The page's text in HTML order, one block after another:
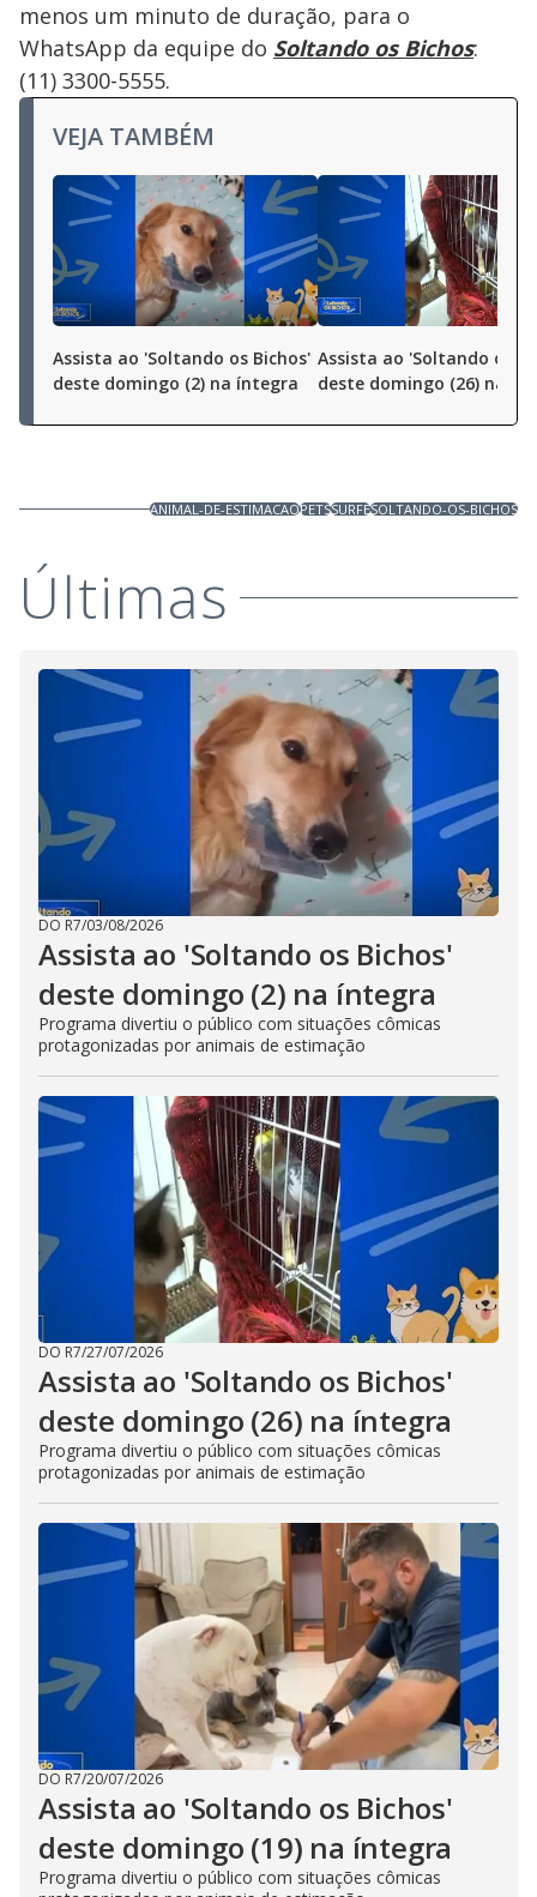
menos um minuto de duração, para o
WhatsApp da equipe do Soltando os Bichos:
(11) 3300-5555.
VEJA TAMBÉM
Assista ao 'Soltando os Bichos'
deste domingo (2) na íntegra
Assista ao 'Soltando os
deste domingo (26) na
ANIMAL-DE-ESTIMACAOPETSSURFESOLTANDO-OS-BICHOS
Últimas
DO R7/03/08/2026
Assista ao 'Soltando os Bichos'
deste domingo (2) na íntegra
Programa divertiu o público com situações cômicas
protagonizadas por animais de estimação
DO R7/27/07/2026
Assista ao 'Soltando os Bichos'
deste domingo (26) na íntegra
Programa divertiu o público com situações cômicas
protagonizadas por animais de estimação
DO R7/20/07/2026
Assista ao 'Soltando os Bichos'
deste domingo (19) na íntegra
Programa divertiu o público com situações cômicas